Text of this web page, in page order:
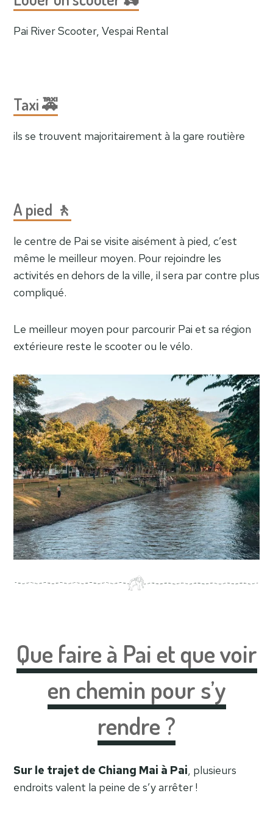
Pai River Scooter, Vespai Rental
Taxi 🚕
ils se trouvent majoritairement à la gare routière
A pied 🚶
le centre de Pai se visite aisément à pied, c’est
même le meilleur moyen. Pour rejoindre les
activités en dehors de la ville, il sera par contre plus
compliqué.
Le meilleur moyen pour parcourir Pai et sa région
extérieure reste le scooter ou le vélo.
Que faire à Pai et que voir
en chemin pour s’y
rendre ?
Sur le trajet de Chiang Mai à Pai, plusieurs
endroits valent la peine de s’y arrêter !